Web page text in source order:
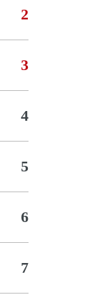
2
3
4
5
6
7